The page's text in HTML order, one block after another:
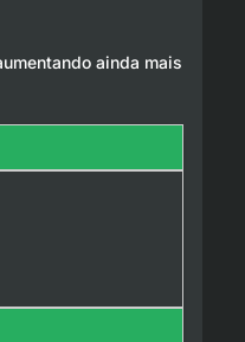
ainda mais